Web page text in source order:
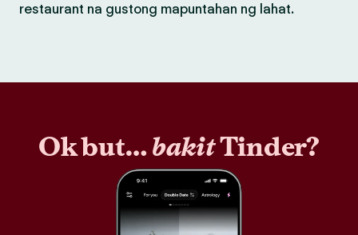
restaurant na gustong mapuntahan ng lahat.
Ok but…bakitTinder?